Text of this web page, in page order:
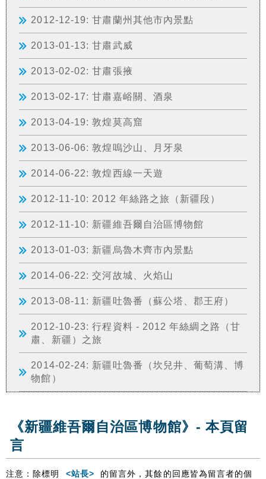
2012-12-19: 甘肅蘭州其他市內景點
2013-01-13: 甘肅武威
2013-02-02: 甘肅張掖
2013-02-17: 甘肅嘉峪關、酒泉
2013-04-19: 敦煌莫高窟
2013-06-06: 敦煌嗚沙山、月牙泉
2014-06-22: 敦煌西線一天遊
2012-11-10: 2012 年絲路之旅（新疆段）
2012-11-10: 新疆維吾爾自治區博物館
2013-01-03: 新疆烏魯木齊市內景點
2014-06-22: 交河故城、火焰山
2013-08-11: 新疆吐魯番（蘇公塔、郡王府）
2012-10-23: 行程資料 - 2012 年絲綢之路（甘
肅、新疆）之旅
2014-02-24: 新疆吐魯番（坎兒井、葡萄溝、博
物館）
《新疆維吾爾自治區博物館》- 本頁留
言
注意：除標明 <站長>
的留言外，其餘的回應皆為留言者的個